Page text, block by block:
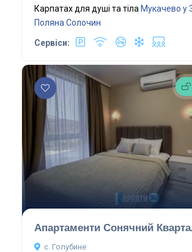
Карпатах для душі та тіла Мукачево у
Поляна Солочин
Сервіси:
Апартаменти Сонячний
с. Голубине